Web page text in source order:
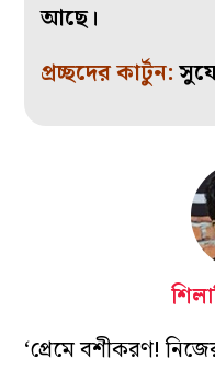
আছে।
প্রচ্ছদের কার্টুন:
‘প্রেমে বশীকরণ!